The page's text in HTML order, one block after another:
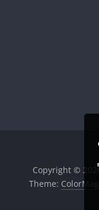
Copyright ©
Theme: ColorMag